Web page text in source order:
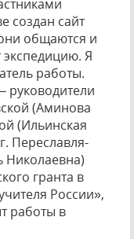
создан сайт
общаются и
Я
работы.
руководители
(Аминова
(Ильинская
Переславля-
Николаевна)
гранта в
России»,
работы в